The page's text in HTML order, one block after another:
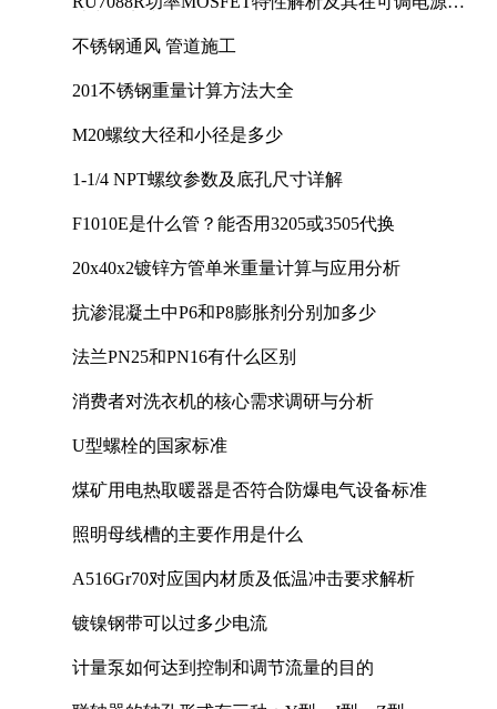
不锈钢通风 管道施工
201不锈钢重量计算方法大全
M20螺纹大径和小径是多少
1-1/4 NPT螺纹参数及底孔尺寸详解
F1010E是什么管？能否用3205或3505代换
20x40x2镀锌方管单米重量计算与应用分析
抗渗混凝土中P6和P8膨胀剂分别加多少
法兰PN25和PN16有什么区别
消费者对洗衣机的核心需求调研与分析
U型螺栓的国家标准
煤矿用电热取暖器是否符合防爆电气设备标准
照明母线槽的主要作用是什么
A516Gr70对应国内材质及低温冲击要求解析
镀镍钢带可以过多少电流
计量泵如何达到控制和调节流量的目的